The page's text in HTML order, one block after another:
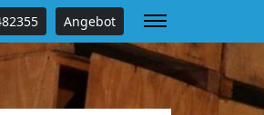
Angebot